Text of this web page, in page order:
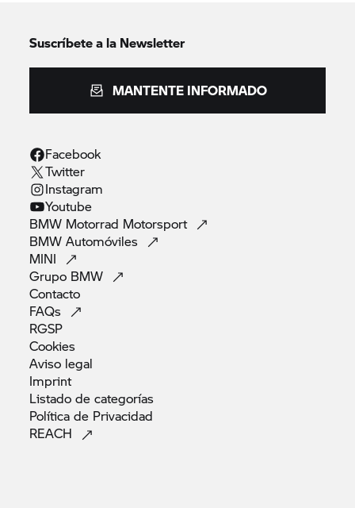
Suscríbete a la Newsletter
MANTENTE INFORMADO
Facebook
Twitter
Instagram
Youtube
BMW Motorrad Motorsport
BMWAutomóviles
MINI
Grupo BMW
Contacto
FAQs
RGSP
Cookies
Aviso legal
Imprint
Listado decategorías
Política de Privacidad
REACH